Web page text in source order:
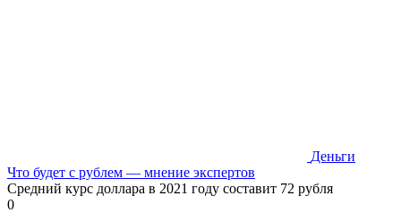
Деньги
Что будет с рублем — мнение экспертов
Средний курс доллара в 2021 году составит 72 рубля
0